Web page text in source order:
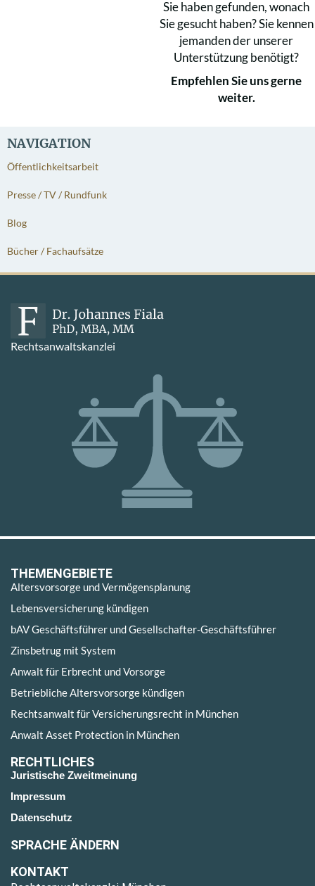
NAVIGATION
Öffentlichkeitsarbeit
Presse / TV / Rundfunk
Blog
Bücher / Fachaufsätze
Sie haben gefunden, wonach
Sie gesucht haben? Sie kennen
jemanden der unserer
Unterstützung benötigt?
Empfehlen Sie uns gerne
weiter.
Rechtsanwaltskanzlei
THEMENGEBIETE
Altersvorsorge und Vermögensplanung
Lebensversicherung kündigen
bAV Geschäftsführer und Gesellschafter-Geschäftsführer
Zinsbetrug mit System
Anwalt für Erbrecht und Vorsorge
Betriebliche Altersvorsorge kündigen
Rechtsanwalt für Versicherungsrecht in München
Anwalt Asset Protection in München
RECHTLICHES
Juristische Zweitmeinung
Impressum
Datenschutz
SPRACHE ÄNDERN
KONTAKT